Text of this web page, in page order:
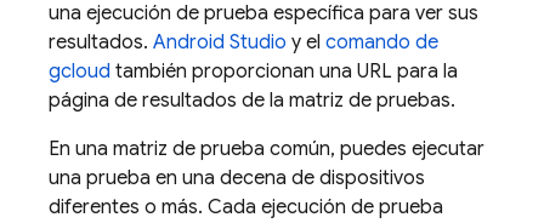
una ejecución de prueba específica para ver sus
resultados. Android Studio y el comando de
gcloud también proporcionan una URL para la
página de resultados de la matriz de pruebas.
En una matriz de prueba común, puedes ejecutar
una prueba en una decena de dispositivos
diferentes o más. Cada ejecución de prueba